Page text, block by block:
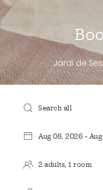
Jardí de